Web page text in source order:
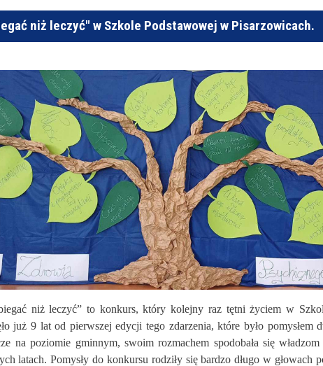
niż leczyć" w Szkole Podstawowej w Pisarzowicach.
niż leczyć” to konkurs, który kolejny raz tętni życiem w
już 9 lat od pierwszej edycji tego zdarzenia, które było pomysłem
na poziomie gminnym, swoim rozmachem spodobała się
latach. Pomysły do konkursu rodziły się bardzo długo w głowach